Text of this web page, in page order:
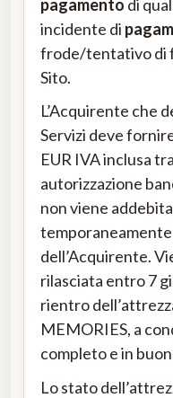
pagamento di
incidente di
frode/tentativo di
Sito.
L’Acquirente che
Servizi deve
EUR IVA inclusa
autorizzazione
non viene
dell’Acquirente.
rilasciata entro 7
rientro
MEMORIES, a
completo e in
Lo stato